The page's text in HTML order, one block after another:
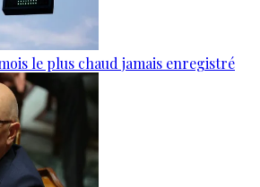
le plus chaud jamais enregistré